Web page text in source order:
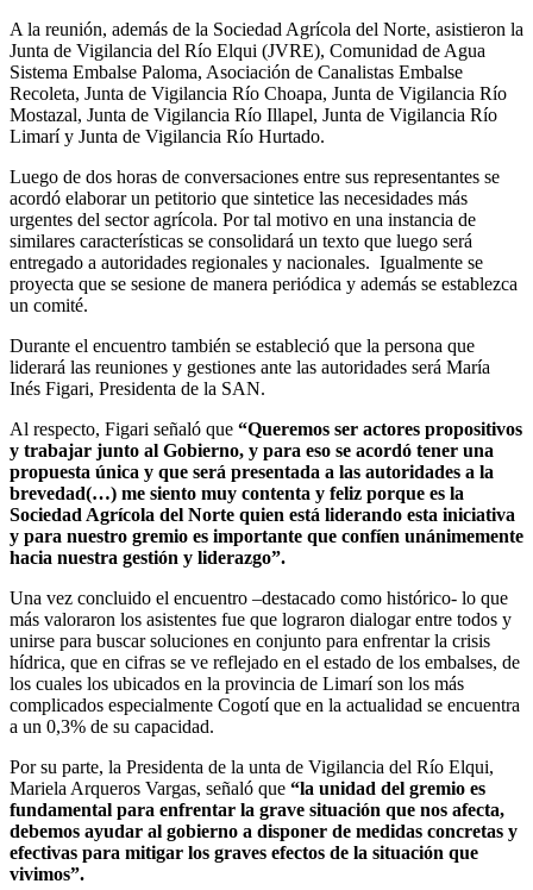
A la reunión, además de la Sociedad Agrícola del Norte, asistieron la
Junta de Vigilancia del Río Elqui (JVRE), Comunidad de Agua
Sistema Embalse Paloma, Asociación de Canalistas Embalse
Recoleta, Junta de Vigilancia Río Choapa, Junta de Vigilancia Río
Mostazal, Junta de Vigilancia Río Illapel, Junta de Vigilancia Río
Limarí y Junta de Vigilancia Río Hurtado.
Luego de dos horas de conversaciones entre sus representantes se
acordó elaborar un petitorio que sintetice las necesidades más
urgentes del sector agrícola. Por tal motivo en una instancia de
similares características se consolidará un texto que luego será
entregado a autoridades regionales y nacionales. Igualmente se
proyecta que se sesione de manera periódica y además se establezca
un comité.
Durante el encuentro también se estableció que la persona que
liderará las reuniones y gestiones ante las autoridades será María
Inés Figari, Presidenta de la SAN.
Al respecto, Figari señaló que “Queremos ser actores propositivos
y trabajar junto al Gobierno, y para eso se acordó tener una
propuesta única y que será presentada a las autoridades a la
brevedad(…) me siento muy contenta y feliz porque es la
Sociedad Agrícola del Norte quien está liderando esta iniciativa
y para nuestro gremio es importante que confíen unánimemente
hacia nuestra gestión y liderazgo”.
Una vez concluido el encuentro –destacado como histórico- lo que
más valoraron los asistentes fue que lograron dialogar entre todos y
unirse para buscar soluciones en conjunto para enfrentar la crisis
hídrica, que en cifras se ve reflejado en el estado de los embalses, de
los cuales los ubicados en la provincia de Limarí son los más
complicados especialmente Cogotí que en la actualidad se encuentra
a un 0,3% de su capacidad.
Por su parte, la Presidenta de la unta de Vigilancia del Río Elqui,
Mariela Arqueros Vargas, señaló que “la unidad del gremio es
fundamental para enfrentar la grave situación que nos afecta,
debemos ayudar al gobierno a disponer de medidas concretas y
efectivas para mitigar los graves efectos de la situación que
vivimos”.